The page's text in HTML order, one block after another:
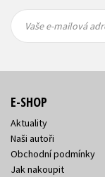
mailová
mailová
Vaše e-mailová
E-SHOP
Aktuality
Naši autoři
Obchodní podmínky
Jak nakoupit